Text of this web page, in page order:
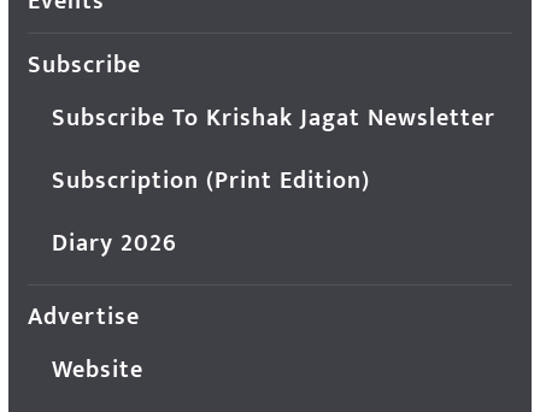
Subscribe
Subscribe To Krishak Jagat Newsletter
Subscription (Print Edition)
Diary 2026
Advertise
Website